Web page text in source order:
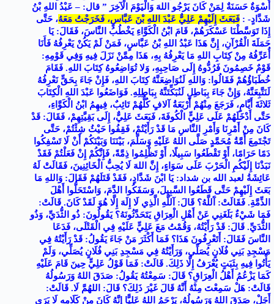
أُسْوَةٌ حَسَنَةٌ لِمَنْ كَانَ يَرْجُو اللهَ وَالْيَوْمَ الْآخِرَ ” قال: – عَبْدُ اللهِ بْنُ
شَدَّادٍ- : فَبَعَثَ إِلَيْهِمْ عَلِيٌّ عَبْدَ اللهِ بْنَ عَبَّاسٍ، فَخَرَجْتُ مَعَهُ، حَتَّى
إِذَا تَوَسَّطْنَا عَسْكَرَهُمْ، قَامَ ابْنُ الْكَوَّاءِ يَخْطُبُ النَّاسَ، فَقَالَ: يَا
حَمَلَةَ الْقُرْآنِ، إِنَّ هَذَا عَبْدُ اللهِ بْنُ عَبَّاسٍ، فَمَنْ لَمْ يَكُنْ يَعْرِفُهُ فَأَنَا
أُعَرِّفُهُ مِنْ كِتَابِ اللهِ مَا يَعْرِفُهُ بِهِ، هَذَا مِمَّنْ نَزَلَ فِيهِ وَفِي قَوْمِهِ:
قَوْمٌ خَصِمُونَ فَرُدُّوهُ إِلَى صَاحِبِهِ، وَلا تُوَاضِعُوهُ كِتَابَ اللهِ. فَقَامَ
خُطَبَاؤُهُمْ فَقَالُوا: وَاللهِ لَنُوَاضِعَنَّهُ كِتَابَ اللهِ، فَإِنْ جَاءَ بِحَقٍّ نَعْرِفُهُ
لَنَتَّبِعَنَّهُ، وَإِنْ جَاءَ بِبَاطِلٍ لَنُبَكِّتَنَّهُ بِبَاطِلِهِ. فَوَاضَعُوا عَبْدَ اللهِ الْكِتَابَ
ثَلاثَةَ أَيَّامٍ، فَرَجَعَ مِنْهُمْ أَرْبَعَةُ آلافٍ كُلُّهُمْ تَائِبٌ، فِيهِمُ ابْنُ الْكَوَّاءِ،
حَتَّى أَدْخَلَهُمْ عَلَى عَلِيٍّ الْكُوفَةَ، فَبَعَثَ عَلِيٌّ، إِلَى بَقِيَّتِهِمْ، فَقَالَ: قَدْ
كَانَ مِنْ أَمْرِنَا وَأَمْرِ النَّاسِ مَا قَدْ رَأَيْتُمْ، فَقِفُوا حَيْثُ شِئْتُمْ، حَتَّى
تَجْتَمِعَ أُمَّةُ مُحَمَّدٍ صَلَّى اللهُ عَلَيْهِ وَسَلَّمَ، بَيْنَنَا وَبَيْنَكُمْ أَنْ لَا تَسْفِكُوا
دَمًا حَرَامًا، أَوْ تَقْطَعُوا سَبِيلًا، أَوْ تَظْلِمُوا ذِمَّةً، فَإِنَّكُمْ إِنْ فَعَلْتُمْ فَقَدْ
نَبَذْنَا إِلَيْكُمِ الْحَرْبَ عَلَى سَوَاءٍ، إِنَّ اللهَ لَا يُحِبُّ الْخَائِنِينَ، فَقَالَتْ لَهُ
عَائِشَةُ لعبد الله بن شداد: يَا ابْنَ شَدَّادٍ، فَقَدْ قَتَلَهُمْ فَقَالَ: وَاللهِ مَا
بَعَثَ إِلَيْهِمْ حَتَّى قَطَعُوا السَّبِيلَ، وَسَفَكُوا الدَّمَ، وَاسْتَحَلُّوا أَهْلَ
الذِّمَّةِ. فَقَالَتْ: آَللَّهُ؟ قَالَ: آللَّهِ الَّذِي لَا إِلَهَ إِلَّا هُوَ لَقَدْ كَانَ. قَالَتْ:
فَمَا شَيْءٌ بَلَغَنِي عَنْ أَهْلِ الْعِرَاقِ يَتَحَدَّثُونَهُ؟ يَقُولُونَ: ذُو الثُّدَيِّ، وَذُو
الثُّدَيِّ. قَالَ: قَدْ رَأَيْتُهُ، وَقُمْتُ مَعَ عَلِيٍّ عَلَيْهِ فِي الْقَتْلَى، فَدَعَا
النَّاسَ فَقَالَ: أَتَعْرِفُونَ هَذَا؟ فَمَا أَكْثَرَ مَنْ جَاءَ يَقُولُ: قَدْ رَأَيْتُهُ فِي
مَسْجِدِ بَنِي فُلَانٍ يُصَلِّي، وَرَأَيْتُهُ فِي مَسْجِدِ بَنِي فُلَانٍ يُصَلِّي، وَلَمْ
يَأْتُوا فِيهِ بِثَبَتٍ يُعْرَفُ إِلَّا ذَلِكَ. قَالَتْ: فَمَا قَوْلُ عَلِيٍّ حِينَ قَامَ عَلَيْهِ
كَمَا يَزْعُمُ أَهْلُ الْعِرَاقِ؟ قَالَ: سَمِعْتُهُ يَقُولُ: صَدَقَ اللهُ وَرَسُولُهُ
قَالَتْ: هَلْ سَمِعْتَ مِنْهُ أَنَّهُ قَالَ غَيْرَ ذَلِكَ؟ قَالَ: اللهُمَّ لَا. قَالَتْ:
أَجَلْ، صَدَقَ اللهُ وَرَسُولُهُ، يَرْحَمُ اللهُ عَلِيًّا إِنَّهُ كَانَ مِنْ كَلَامِهِ لَا يَرَى